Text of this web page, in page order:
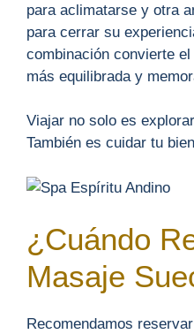
para aclimatarse y otra
para cerrar su
combinación convierte
más equilibrada y
Viajar no solo es
También es cuidar tu
¿Cuándo
Masaje
Recomendamos